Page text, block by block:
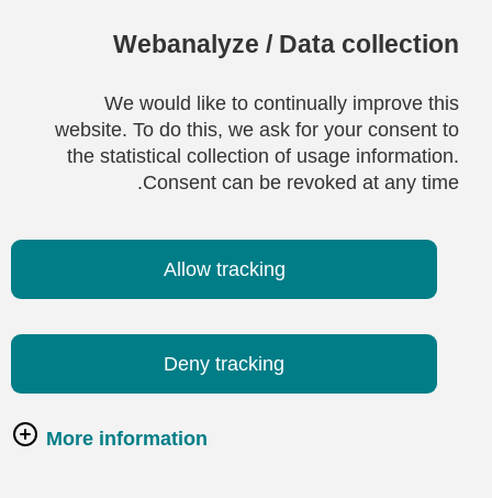
Webanalyze / Data collection
We would like to continually improve this
website. To do this, we ask for your consent to
the statistical collection of usage information.
Consent can be revoked at any time.
Allow tracking
Deny tracking
More information